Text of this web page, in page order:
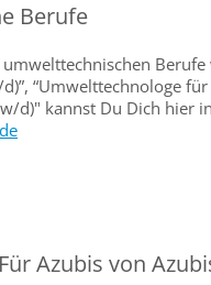
Berufe
Berufe
“Umwelttechnologe
d)" kannst Du Dich hier
Azubis von